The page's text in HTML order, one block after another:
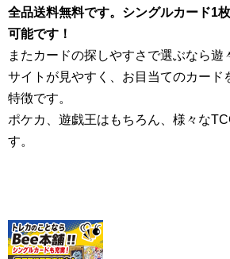
全品送料無料です。シングルカード1
可能です！
またカードの探しやすさで選ぶなら遊
サイトが見やすく、お目当てのカード
特徴です。
ポケカ、遊戯王はもちろん、様々な
す。